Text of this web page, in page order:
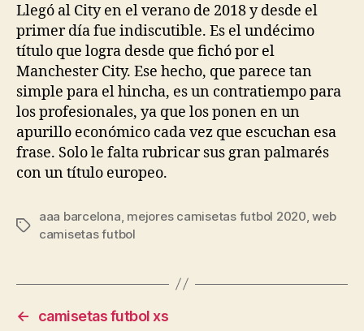
Llegó al City en el verano de 2018 y desde el
primer día fue indiscutible. Es el undécimo
título que logra desde que fichó por el
Manchester City. Ese hecho, que parece tan
simple para el hincha, es un contratiempo para
los profesionales, ya que los ponen en un
apurillo económico cada vez que escuchan esa
frase. Solo le falta rubricar sus gran palmarés
con un título europeo.
Etiquetas
aaa barcelona mejores camisetas futbol 2020 ,web
camisetas futbol
←
camisetas futbol xs